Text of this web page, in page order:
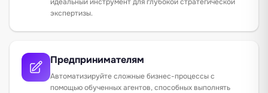
экспертизы.
Предпринимателям
Автоматизируйте сложные бизнес-процессы с
помощью обученных агентов, способных выполнять